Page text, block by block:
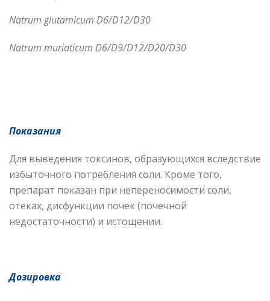
Natrum glutamicum D6/D12/D30
Natrum muriaticum D6/D9/D12/D20/D30
Показания
Для выведения токсинов, образующихся вследствие
избыточного потребления соли. Кроме того,
препарат показан при непереносимости соли,
отеках, дисфункции почек (почечной
недостаточности) и истощении.
Дозировка